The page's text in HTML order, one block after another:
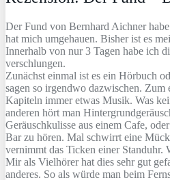
Der Fund von Bernhard Aichner
hat mich umgehauen. Bisher ist es
Innerhalb von nur 3 Tagen habe ich
verschlungen.
Zunächst einmal ist es ein Hörbuch
sagen so irgendwo dazwischen. Zum
Kapiteln immer etwas Musik. Was
anderen hört man
Geräuschkulisse aus einem Cafe,
Bar zu hören. Mal schwirrt eine
vernimmt das Ticken einer Standuhr.
Mir als Vielhörer hat dies sehr gut
anderes. So als würde man beim